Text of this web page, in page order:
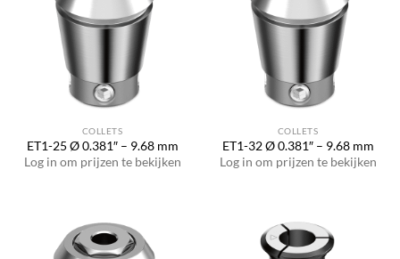
COLLETS
ET1-25 Ø 0.381″ – 9.68 mm
Log in om prijzen te bekijken
COLLETS
ET1-32 Ø 0.381″ – 9.68 mm
Log in om prijzen te bekijken